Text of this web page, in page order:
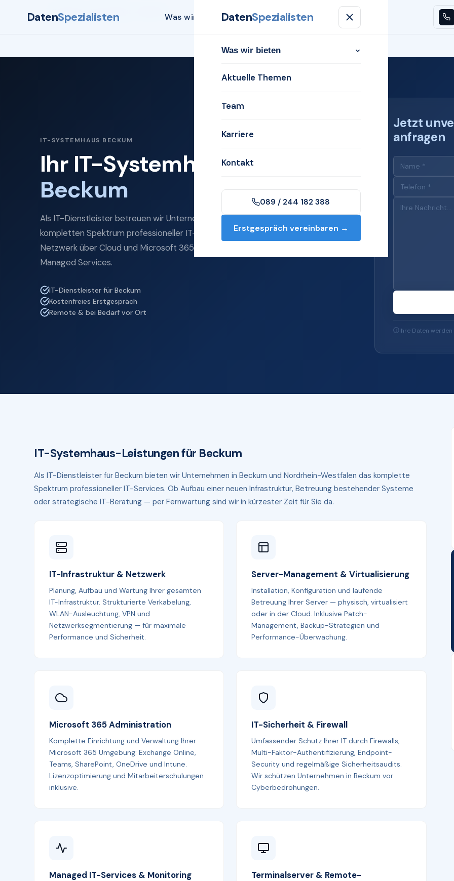
DatenSpezialisten Was wir bieten Aktuelle ThemenTeam Karriere
DatenSpezialisten
Was wir bieten
Aktuelle Themen
Team
Karriere
Kontakt
089 / 244 182 388
Erstgespräch vereinbaren →
Startseite Systemhaus
IT-SYSTEMHAUS BECKUM
Ihr IT-Systemhaus für
Beckum
Als IT-Dienstleister betreuen wir Unternehmen in Beckum mit dem
kompletten Spektrum professioneller IT-Services — von Server und
Netzwerk über Cloud und Microsoft 365 bis zu IT-Sicherheit und
Managed Services.
IT-Dienstleister für Beckum
Kostenfreies Erstgespräch
Remote & bei Bedarf vor Ort
Jetzt
anfragen
Ihre Daten
IT-Systemhaus-Leistungen für Beckum
Als IT-Dienstleister für Beckum bieten wir Unternehmen in Beckum und Nordrhein-Westfalen das komplette
Spektrum professioneller IT-Services. Ob Aufbau einer neuen Infrastruktur, Betreuung bestehender Systeme
oder strategische IT-Beratung — per Fernwartung sind wir in kürzester Zeit für Sie da.
IT-Infrastruktur & Netzwerk
Planung, Aufbau und Wartung Ihrer gesamten
IT-Infrastruktur. Strukturierte Verkabelung,
WLAN-Ausleuchtung, VPN und
Netzwerksegmentierung — für maximale
Performance und Sicherheit.
Server-Management & Virtualisierung
Installation, Konfiguration und laufende
Betreuung Ihrer Server — physisch, virtualisiert
oder in der Cloud. Inklusive Patch-
Management, Backup-Strategien und
Performance-Überwachung.
Microsoft 365 Administration
Komplette Einrichtung und Verwaltung Ihrer
Microsoft 365 Umgebung: Exchange Online,
Teams, SharePoint, OneDrive und Intune.
Lizenzoptimierung und Mitarbeiterschulungen
inklusive.
IT-Sicherheit & Firewall
Umfassender Schutz Ihrer IT durch Firewalls,
Multi-Faktor-Authentifizierung, Endpoint-
Security und regelmäßige Sicherheitsaudits.
Wir schützen Unternehmen in Beckum vor
Cyberbedrohungen.
Managed IT-Services & Monitoring
Terminalserver & Remote-